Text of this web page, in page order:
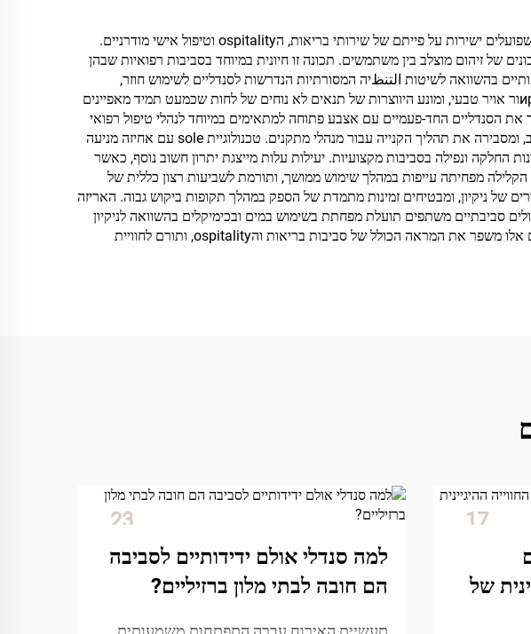
סנדלי חד-פעמיים עם אצבע פתוחה מספקים ערך יוצא דופן בזכות טווח הרחבות של היתרונות המעשיים שלהם, שפועלים ישירות על פייתם של שירותי בריאות, הospitality וטיפול אישי מודרניים.
של זיהום מוצלב בין משתמשים. תכונה זו חיונית במיוחד בסביבות רפואיות שבהן
בהשוואה לשיטות التنظיה המסורתיות הנדרשות לסנדליים לשימוש חוזר,
ומאפשר לצוות להתמקד בפעילויות הטיפול המרכזיים ולא במשימות תחזוקה. העיצוב עם אצבע פתוחה מעודד צирור אויר טבעי, ומונע היווצרות של תנאים לא נוחים של לחות שכמעט תמיד מאפיינים
החד-פעמיים עם אצבע פתוחה למתאימים במיוחד לנהלי טיפול רפואי
ארוכים או טיפולים בספא. גישת הגודל האוניברסלית מותאמת למגוון מידות כף רגל מבלי צורך בניהול מלאי מורכב, ומסבירה את תהליך הקנייה עבור מנהלי מתקנים. טכנולוגיית sole עם אחיזה מניעה
ונפילה בסביבות מקצועיות. יעילות עלות מייצגת יתרון חשוב נוסף, כאשר
מפחיתה עייפות במהלך שימוש ממושך, ותורמת לשביעות רצון כללית של
של ניקיון, ומבטיחים זמינות מתמדת של הספק במהלך תקופות ביקוש גבוה. האריזה
סביבתיים משתפים תועלת מפחתת בשימוש במים ובכימיקלים בהשוואה לניקיון
של נעליים מסורתיות, ותומכים ביוזמות של קיימות תוך שמירה על יעילות תפעולית. המראה המקצועי של סנדליים אלו משפר את המראה הכולל של סביבות בריאות והospitality, ותורם לחוויית
17
של
23
למה סנדלי אולם ידידותיים לסביבה
הם חובה לבתי מלון ברזיליים?